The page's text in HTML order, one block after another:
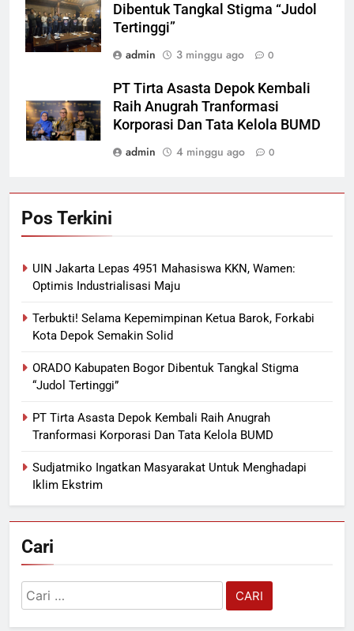
Dibentuk Tangkal Stigma “Judol
Tertinggi”
admin
3 minggu ago 0
PT Tirta Asasta Depok Kembali
Raih Anugrah Tranformasi
Korporasi Dan Tata Kelola BUMD
admin
4 minggu ago 0
Pos Terkini
UIN Jakarta Lepas 4951 Mahasiswa KKN, Wamen:
Optimis Industrialisasi Maju
Terbukti! Selama Kepemimpinan Ketua Barok, Forkabi
Kota Depok Semakin Solid
ORADO Kabupaten Bogor Dibentuk Tangkal Stigma
“Judol Tertinggi”
PT Tirta Asasta Depok Kembali Raih Anugrah
Tranformasi Korporasi Dan Tata Kelola BUMD
Sudjatmiko Ingatkan Masyarakat Untuk Menghadapi
Iklim Ekstrim
Cari
Cari
untuk: